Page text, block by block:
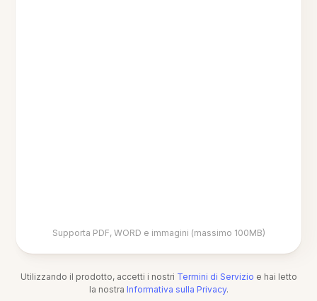
Supporta PDF, WORD e immagini (massimo 100MB)
Utilizzando il prodotto, accetti i nostri Termini di Servizio e hai letto
la nostra Informativa sulla Privacy.